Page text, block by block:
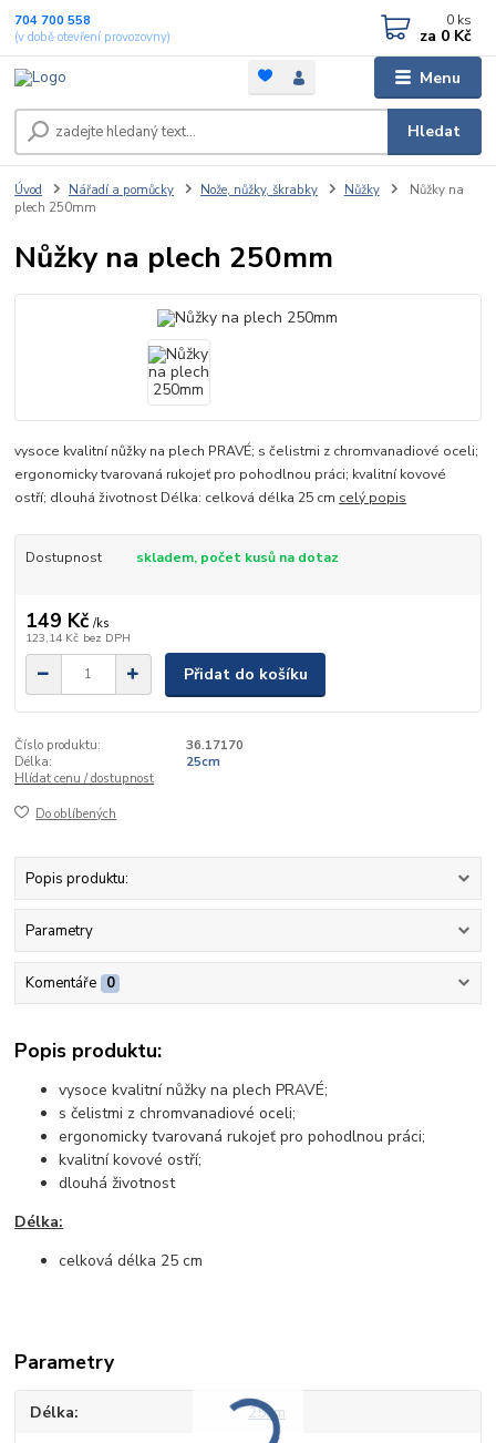
Menu
Hledat
704 700 558
(v době otevření provozovny)
0 ks
za 0 Kč
Úvod Nářadí a pomůcky Nože, nůžky, škrabky Nůžky
Nůžky na
plech 250mm
Nůžky na plech 250mm
vysoce kvalitní nůžky na plech PRAVÉ; s čelistmi z chromvanadiové oceli;
ergonomicky tvarovaná rukojeť pro pohodlnou práci; kvalitní kovové
ostří; dlouhá životnost Délka: celková délka 25 cm celý popis
Dostupnost skladem, počet kusů na dotaz
149 Kč /ks
123,14 Kč bez DPH
Přidat do košíku
Číslo produktu:
36.17170
Délka:
25cm
Hlídat cenu / dostupnost
Do oblíbených
Popis produktu:
Parametry
Komentáře 0
Popis produktu:
vysoce kvalitní nůžky na plech PRAVÉ;
s čelistmi z chromvanadiové oceli;
ergonomicky tvarovaná rukojeť pro pohodlnou práci;
kvalitní kovové ostří;
dlouhá životnost
Délka:
celková délka 25 cm
Parametry
Délka 25cm